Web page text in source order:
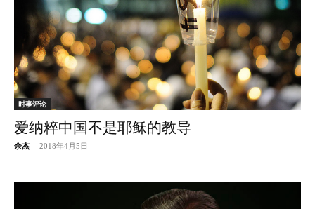
时事评论
爱纳粹中国不是耶稣的教导
余杰 - 2018年4月5日